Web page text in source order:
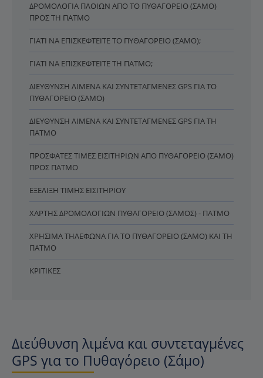
ΔΡΟΜΟΛΌΓΙΑ ΠΛΟΊΩΝ ΑΠΌ ΤΟ ΠΥΘΑΓΌΡΕΙΟ (ΣΆΜΟ)
ΠΡΟΣ ΤΗ ΠΆΤΜΟ
ΓΙΑΤΊ ΝΑ ΕΠΙΣΚΕΦΤΕΊΤΕ ΤΟ ΠΥΘΑΓΌΡΕΙΟ (ΣΆΜΟ);
ΓΙΑΤΊ ΝΑ ΕΠΙΣΚΕΦΤΕΊΤΕ ΤΗ ΠΆΤΜΟ;
ΔΙΕΎΘΥΝΣΗ ΛΙΜΈΝΑ ΚΑΙ ΣΥΝΤΕΤΑΓΜΈΝΕΣ GPS ΓΙΑ ΤΟ
ΠΥΘΑΓΌΡΕΙΟ (ΣΆΜΟ)
ΔΙΕΎΘΥΝΣΗ ΛΙΜΈΝΑ ΚΑΙ ΣΥΝΤΕΤΑΓΜΈΝΕΣ GPS ΓΙΑ ΤΗ
ΠΆΤΜΟ
ΠΡΌΣΦΑΤΕΣ ΤΙΜΈΣ ΕΙΣΙΤΗΡΊΩΝ ΑΠΌ ΠΥΘΑΓΌΡΕΙΟ (ΣΆΜΟ)
ΠΡΟΣ ΠΆΤΜΟ
ΕΞΈΛΙΞΗ ΤΙΜΉΣ ΕΙΣΙΤΗΡΊΟΥ
ΧΆΡΤΗΣ ΔΡΟΜΟΛΟΓΊΩΝ ΠΥΘΑΓΌΡΕΙΟ (ΣΆΜΟΣ) - ΠΆΤΜΟ
ΧΡΉΣΙΜΑ ΤΗΛΈΦΩΝΑ ΓΙΑ ΤΟ ΠΥΘΑΓΌΡΕΙΟ (ΣΆΜΟ) ΚΑΙ ΤΗ
ΠΆΤΜΟ
ΚΡΙΤΙΚΈΣ
Διεύθυνση λιμένα και συντεταγμένες
GPS για το Πυθαγόρειο (Σάμο)